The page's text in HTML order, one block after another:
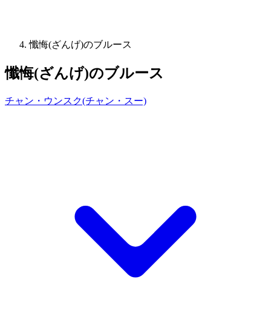
懺悔(ざんげ)のブルース
懺悔(ざんげ)のブルース
チャン・ウンスク(チャン・スー)